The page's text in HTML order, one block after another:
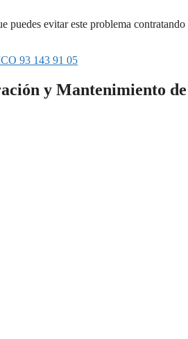
puedes evitar este problema
93 143 91 05
y Mantenimiento